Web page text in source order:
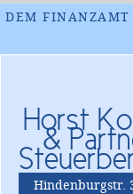
DEM FINANZAMT
Horst
&
Hindenburgstr.